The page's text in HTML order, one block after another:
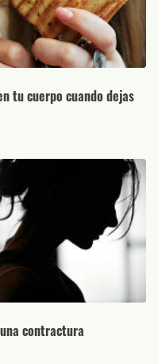
tu cuerpo cuando dejas
contractura